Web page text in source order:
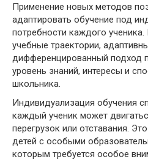
Применение новых методов
адаптировать обучение под
потребности каждого
учебные траектории,
дифференцированный подход
уровень знаний, интересы и
школьника.
Индивидуализация обучения
каждый ученик может
перегрузок или отставания.
детей с особыми
которым требуется особое